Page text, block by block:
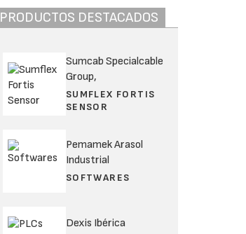
PRODUCTOS DESTACADOS
Sumcab Specialcable
Group,
SUMFLEX FORTIS
SENSOR
Pemamek Arasol
Industrial
SOFTWARES
Dexis Ibérica